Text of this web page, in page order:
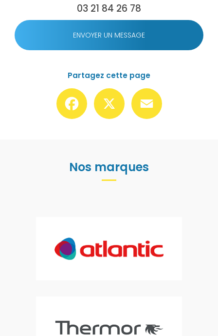
03 21 84 26 78
ENVOYER UN MESSAGE
Partagez cette page
Facebook
Nos marques